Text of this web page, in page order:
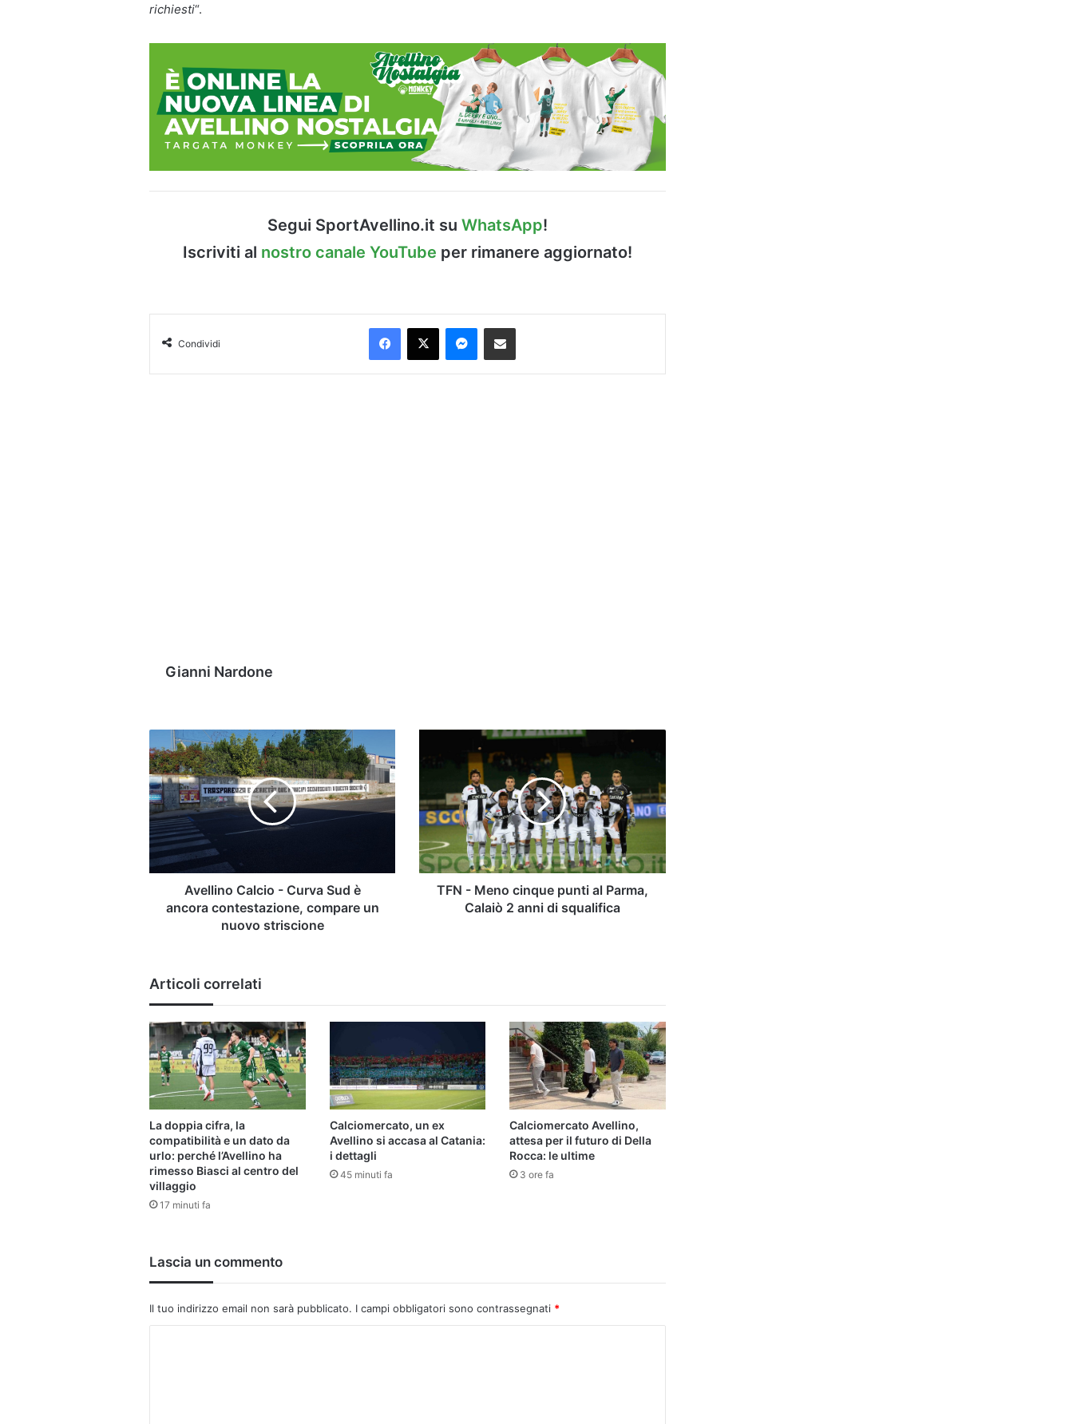
richiesti“.
Segui SportAvellino.it su WhatsApp!
Iscriviti al nostro canale YouTube per rimanere aggiornato!
Condividi
Facebook
X Messenger
Condividi via Email
Gianni Nardone
Avellino
Calcio
-
Curva
Sud
è
ancora
contestazione,
compare
nuovo
Avellino Calcio - Curva Sud è
ancora contestazione, compare un
nuovo striscione
punti
al
Parma,
Calaiò
2
anniTFN - Meno cinque punti al Parma,
Calaiò 2 anni di squalifica
Articoli correlati
La doppia cifra, la
compatibilità e un dato da
urlo: perché l’Avellino ha
rimesso Biasci al centro del
villaggio
17 minuti fa
Calciomercato, un ex
Avellino si accasa al Catania:
i dettagli
45 minuti fa
Calciomercato Avellino,
attesa per il futuro di Della
Rocca: le ultime
3 ore fa
Lascia un commento
Il tuo indirizzo email non sarà pubblicato. I campi obbligatori sono contrassegnati *